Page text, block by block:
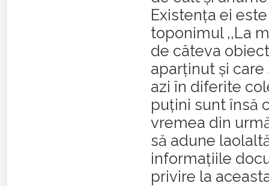
Existenţa ei
toponimul ,,La
de câteva
aparţinut şi
azi în diferite
puţini sunt însă
vremea din
să adune
informaţiile
privire la